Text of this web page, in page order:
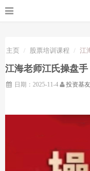
主页 股票培训课程 江
江海老师江氏操盘
日期：2025-11-4 投资基友